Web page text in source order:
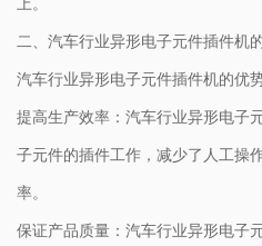
二、汽车行业异形电子元件插件机
汽车行业异形电子元件插件机的优
提高生产效率：汽车行业异形电子
子元件的插件工作，减少了人工操
率。
保证产品质量：汽车行业异形电子